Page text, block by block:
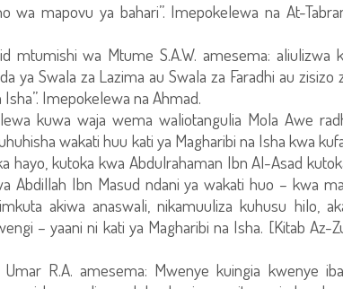
wa mapovu ya bahari”. Imepokelewa na At-
mtumishi wa Mtume S.A.W. amesema: aliulizwa
ya Swala za Lazima au Swala za Faradhi au zisizo
Imepokelewa na Ahmad.
kuwa waja wema waliotangulia Mola Awe
wakati huu kati ya Magharibi na Isha kwa
hayo, kutoka kwa Abdulrahaman Ibn Al-Asad
Abdillah Ibn Masud ndani ya wakati huo – kwa
akiwa anaswali, nikamuuliza kuhusu hilo,
– yaani ni kati ya Magharibi na Isha. [Kitab Az-
R.A. amesema: Mwenye kuingia kwenye